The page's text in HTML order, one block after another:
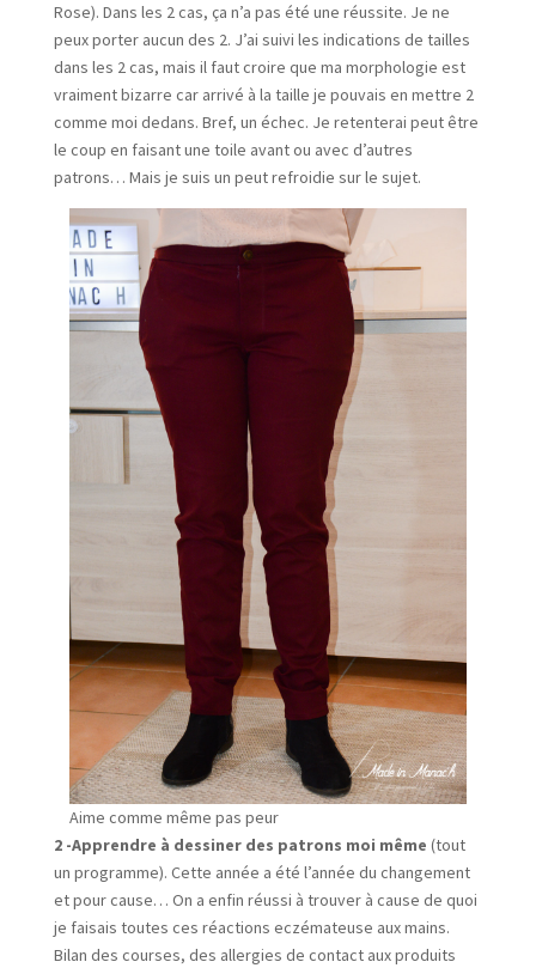
Rose). Dans les 2 cas, ça n’a pas été une réussite. Je ne
peux porter aucun des 2. J’ai suivi les indications de tailles
dans les 2 cas, mais il faut croire que ma morphologie est
vraiment bizarre car arrivé à la taille je pouvais en mettre 2
comme moi dedans. Bref, un échec. Je retenterai peut être
le coup en faisant une toile avant ou avec d’autres
patrons… Mais je suis un peut refroidie sur le sujet.
Aime comme même pas peur
2 -Apprendre à dessiner des patrons moi même (tout
un programme). Cette année a été l’année du changement
et pour cause… On a enfin réussi à trouver à cause de quoi
je faisais toutes ces réactions eczémateuse aux mains.
Bilan des courses, des allergies de contact aux produits